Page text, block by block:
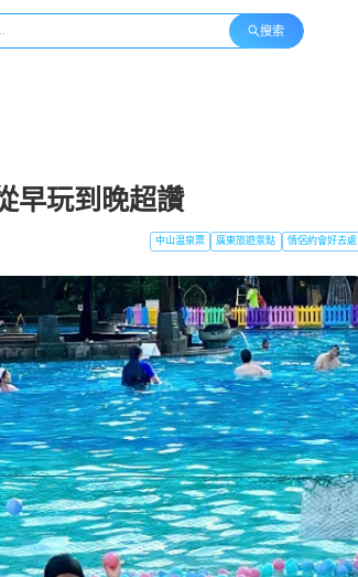
搜索
早玩到晚超讚
中山温泉票 廣東旅遊景點 情侶約會好去處